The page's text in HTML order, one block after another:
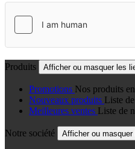
Produits Afficher ou masquer les
Promotions Nos produits
Nouveaux produits Liste
Meilleures ventes Liste de
Notre société Afficher ou